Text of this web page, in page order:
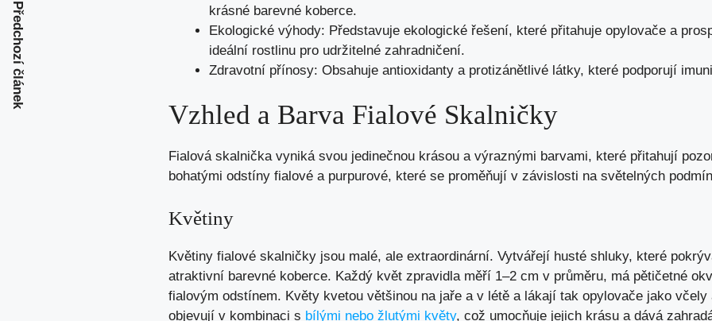
krásné barevné koberce.
Ekologické výhody: Představuje ekologické řešení, které přitahuje opylovače a
ideální rostlinu pro udržitelné zahradničení.
Zdravotní přínosy: Obsahuje antioxidanty a protizánětlivé látky, které podporují
Vzhled a Barva Fialové Skalničky
Fialová skalnička vyniká svou jedinečnou krásou a výraznými barvami, které přitahují
bohatými odstíny fialové a purpurové, které se proměňují v závislosti na světelných
Květiny
Květiny fialové skalničky jsou malé, ale extraordinární. Vytvářejí husté shluky, které
atraktivní barevné koberce. Každý květ zpravidla měří 1–2 cm v průměru, má pětičetné
fialovým odstínem. Květy kvetou většinou na jaře a v létě a lákají tak opylovače jako
objevují v kombinaci s bílými nebo žlutými květy, což umocňuje jejich krásu a dává
Předchozí článek